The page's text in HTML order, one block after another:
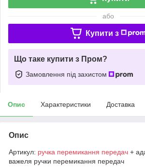
або
Купити з
Що таке купити з Пром?
Замовлення під захистом
Опис Характеристики Доставка
Опис
Артикул: ручка перемикання передач +
важеля ручки перемикання передач